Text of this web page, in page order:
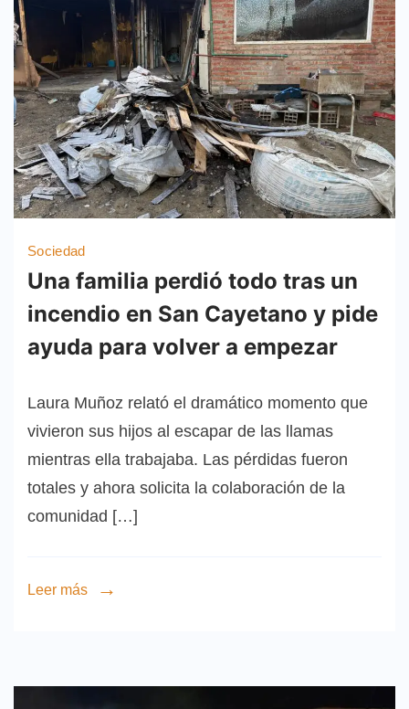
Sociedad
Una familia perdió todo tras un
incendio en San Cayetano y pide
ayuda para volver a empezar
Laura Muñoz relató el dramático momento que
vivieron sus hijos al escapar de las llamas
mientras ella trabajaba. Las pérdidas fueron
totales y ahora solicita la colaboración de la
comunidad […]
Leer más